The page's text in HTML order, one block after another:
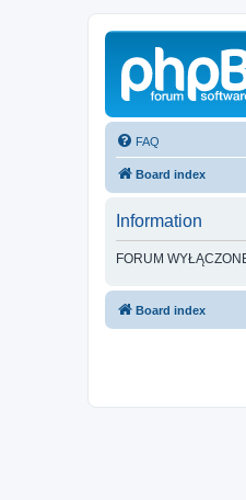
FAQ
Board index
Information
FORUM
Board index